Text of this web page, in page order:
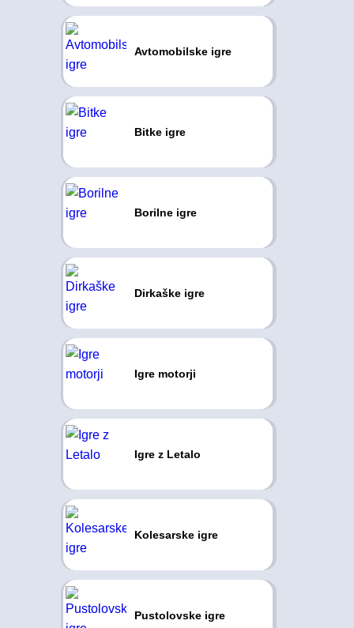
Avtomobilske igre
Bitke igre
Borilne igre
Dirkaške igre
Igre motorji
Igre z Letalo
Kolesarske igre
Pustolovske igre